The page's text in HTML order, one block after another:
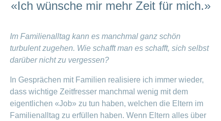
«Ich wünsche mir mehr Zeit für mich.»
Im Familienalltag kann es manchmal ganz schön
turbulent zugehen. Wie schafft man es schafft, sich selbst
darüber nicht zu vergessen?
In Gesprächen mit Familien realisiere ich immer wieder,
dass wichtige Zeitfresser manchmal wenig mit dem
eigentlichen «Job» zu tun haben, welchen die Eltern im
Familienalltag zu erfüllen haben. Wenn Eltern alles über